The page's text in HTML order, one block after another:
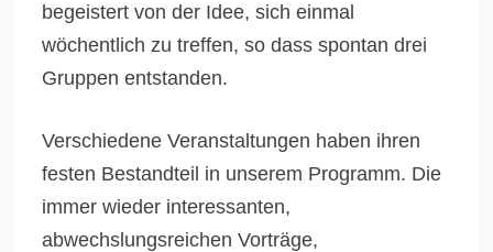
begeistert von der Idee, sich einmal
wöchentlich zu treffen, so dass spontan drei
Gruppen entstanden.
Verschiedene Veranstaltungen haben ihren
festen Bestandteil in unserem Programm. Die
immer wieder interessanten,
abwechslungsreichen Vorträge,